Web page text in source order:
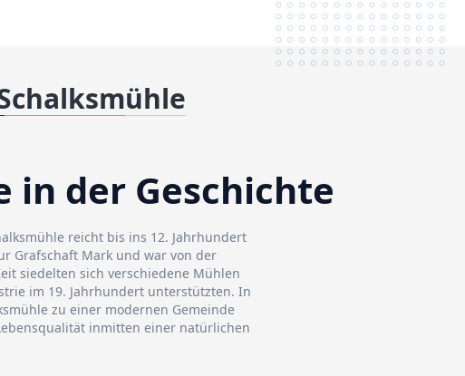
in der Geschichte
reicht bis ins 12. Jahrhundert
Grafschaft Mark und war von der
siedelten sich verschiedene Mühlen
im 19. Jahrhundert unterstützten. In
zu einer modernen Gemeinde
inmitten einer natürlichen